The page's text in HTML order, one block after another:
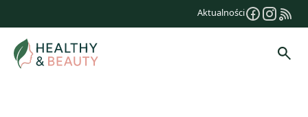
treści
Aktualności